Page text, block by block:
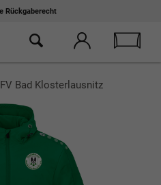
FV Bad Klosterlausnitz